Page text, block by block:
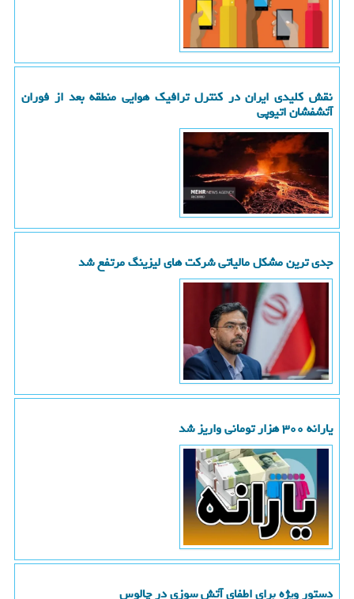
نقش کلیدی ایران در کنترل ترافیک هوایی منطقه بعد از فوران
آتشفشان اتیوپی
جدی ترین مشکل مالیاتی شرکت های لیزینگ مرتفع شد
یارانه ۳۰۰ هزار تومانی واریز شد
دستور ویژه برای اطفای آتش سوزی در چالوس